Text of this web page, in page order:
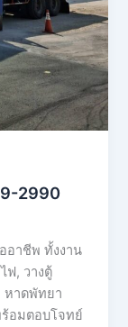
2990
อาชีพ ทั้งงาน
ฟ, วางตู้
หาดพัทยา
ร้อมตอบโจทย์